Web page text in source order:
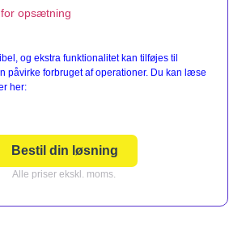
opsætning
og ekstra funktionalitet kan tilføjes til
påvirke forbruget af operationer. Du kan læse
her:
Bestil din løsning
Alle priser ekskl. moms.